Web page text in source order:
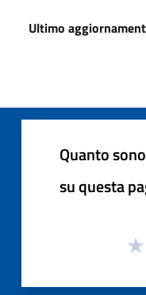
Ultimo
Quanto
su questa